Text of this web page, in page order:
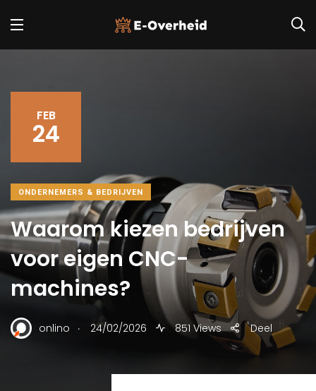
FEB
24
ONDERNEMERS & BEDRIJVEN
Waarom kiezen bedrijven
voor eigen CNC-
machines?
onlino . 24/02/2026 851 Views Deel